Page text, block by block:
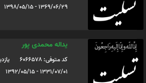
1369/06/29 - 1398/05/15
یداله محمدی پور
کد متوفی: 6066578
1331/07/01 - 1392/05/15